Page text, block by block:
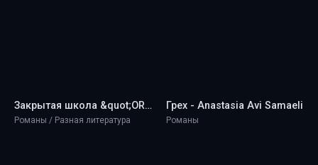
Закрытая школа &quot;ORCHIS&quot;. Книга 1 - Anastasia Avi Samaeli
Романы / Разная литература
Грех - Anastasia Avi Samaeli
Романы